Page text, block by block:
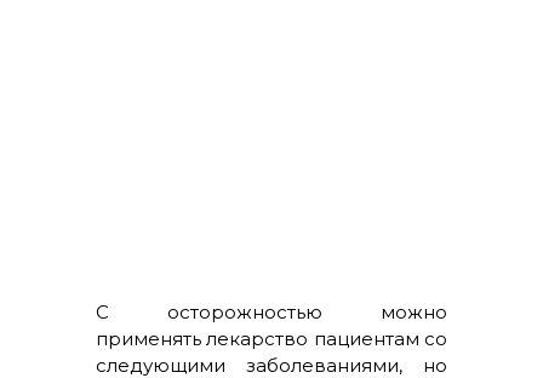
С осторожностью можно
применять лекарство пациентам со
следующими заболеваниями, но